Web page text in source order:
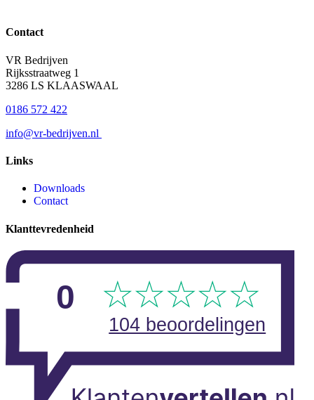
Contact
VR Bedrijven
Rijksstraatweg 1
3286 LS KLAASWAAL
0186 572 422
info@vr-bedrijven.nl
Links
Downloads
Contact
Klanttevredenheid